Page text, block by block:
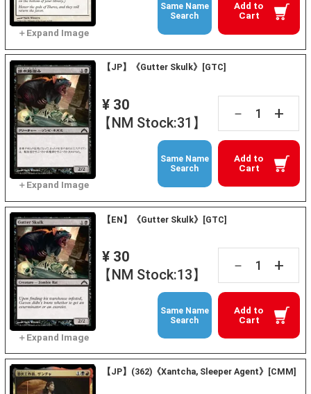
Add to
Cart
Same Name
Search
【JP】《Gutter Skulk》[GTC]
¥ 30
【NM Stock:31】
－ +
Add to
Cart
Same Name
Search
【EN】《Gutter Skulk》[GTC]
¥ 30
【NM Stock:13】
－ +
Add to
Cart
Same Name
Search
【JP】(362)《Xantcha, Sleeper Agent》[CMM]